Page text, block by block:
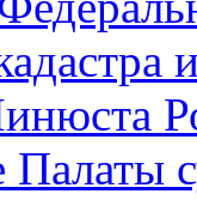
Палаты